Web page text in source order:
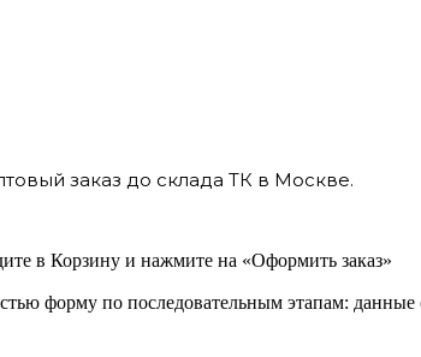
заказ до склада ТК в Москве.
в Корзину и нажмите на «Оформить заказ»
форму по последовательным этапам: данные